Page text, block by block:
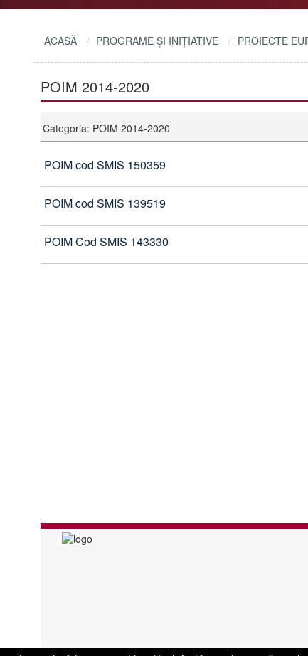
ACASĂ PROGRAME ŞI INIŢIATIVE PROIECTE
POIM 2014-2020
Categoria: POIM 2014-2020
POIM cod SMIS 150359
POIM cod SMIS 139519
POIM Cod SMIS 143330